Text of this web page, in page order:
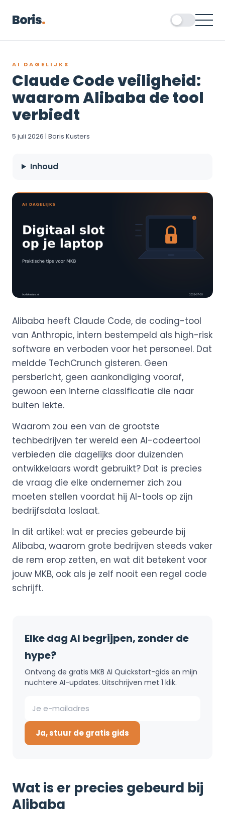
Boris.
AI DAGELIJKS
Claude Code veiligheid:
waarom Alibaba de tool
verbiedt
5 juli 2026 | Boris Kusters
Inhoud
Alibaba heeft Claude Code, de coding-tool
van Anthropic, intern bestempeld als high-risk
software en verboden voor het personeel. Dat
meldde TechCrunch gisteren. Geen
persbericht, geen aankondiging vooraf,
gewoon een interne classificatie die naar
buiten lekte.
Waarom zou een van de grootste
techbedrijven ter wereld een AI-codeertool
verbieden die dagelijks door duizenden
ontwikkelaars wordt gebruikt? Dat is precies
de vraag die elke ondernemer zich zou
moeten stellen voordat hij AI-tools op zijn
bedrijfsdata loslaat.
In dit artikel: wat er precies gebeurde bij
Alibaba, waarom grote bedrijven steeds vaker
de rem erop zetten, en wat dit betekent voor
jouw MKB, ook als je zelf nooit een regel code
schrijft.
Elke dag AI begrijpen, zonder de
hype?
Ontvang de gratis MKB AI Quickstart-gids en mijn
nuchtere AI-updates. Uitschrijven met 1 klik.
Ja, stuur de gratis gids
Wat is er precies gebeurd bij
Alibaba